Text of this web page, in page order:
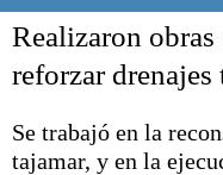
Deportes
Realizaron
reforzar drenajes
Se trabajó en la
tajamar, y en la